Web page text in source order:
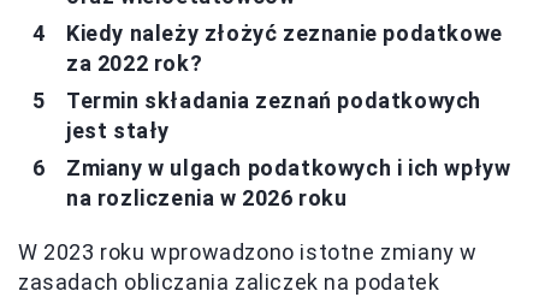
Kiedy należy złożyć zeznanie podatkowe
za 2022 rok?
Termin składania zeznań podatkowych
jest stały
Zmiany w ulgach podatkowych i ich wpływ
na rozliczenia w 2026 roku
W 2023 roku wprowadzono istotne zmiany w
zasadach obliczania zaliczek na podatek